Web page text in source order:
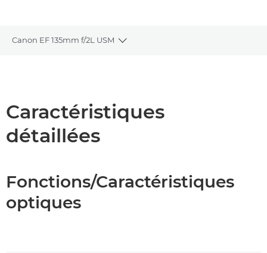
Canon EF 135mm f/2L USM
Toggle breadcrumbs
Caractéristiques
détaillées
Fonctions/Caractéristiques
optiques